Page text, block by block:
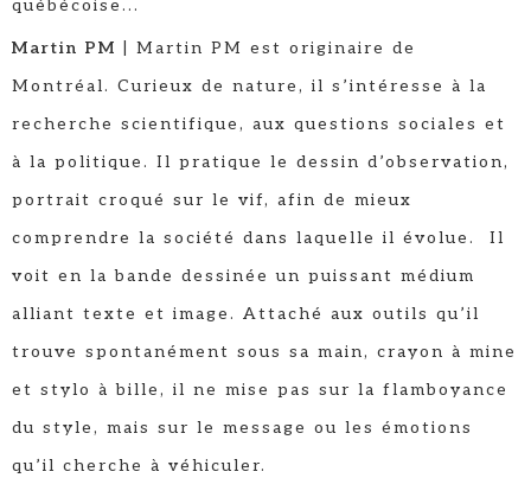
québécoise...
Martin PM
| Martin PM est originaire de
Montréal. Curieux de nature, il s’intéresse à la
recherche scientifique, aux questions sociales et
à la politique. Il pratique le dessin d’observation,
portrait croqué sur le vif, afin de mieux
comprendre la société dans laquelle il évolue. Il
voit en la bande dessinée un puissant médium
alliant texte et image. Attaché aux outils qu’il
trouve spontanément sous sa main, crayon à mine
et stylo à bille, il ne mise pas sur la flamboyance
du style, mais sur le message ou les émotions
qu’il cherche à véhiculer.